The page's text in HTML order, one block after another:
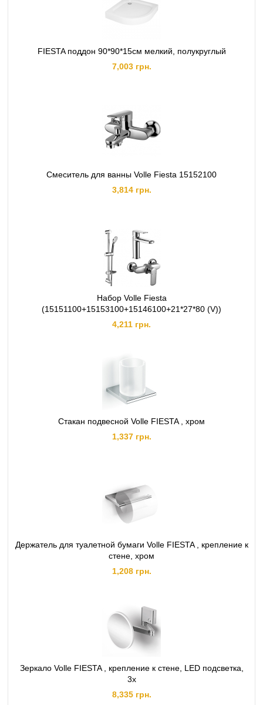
FIESTA поддон 90*90*15см мелкий, полукруглый
7,003 грн.
Смеситель для ванны Volle Fiesta 15152100
3,814 грн.
Набор Volle Fiesta
(15151100+15153100+15146100+21*27*80 (V))
4,211 грн.
Стакан подвесной Volle FIESTA , хром
1,337 грн.
Держатель для туалетной бумаги Volle FIESTA , крепление к
стене, хром
1,208 грн.
Зеркало Volle FIESTA , крепление к стене, LED подсветка,
3х
8,335 грн.